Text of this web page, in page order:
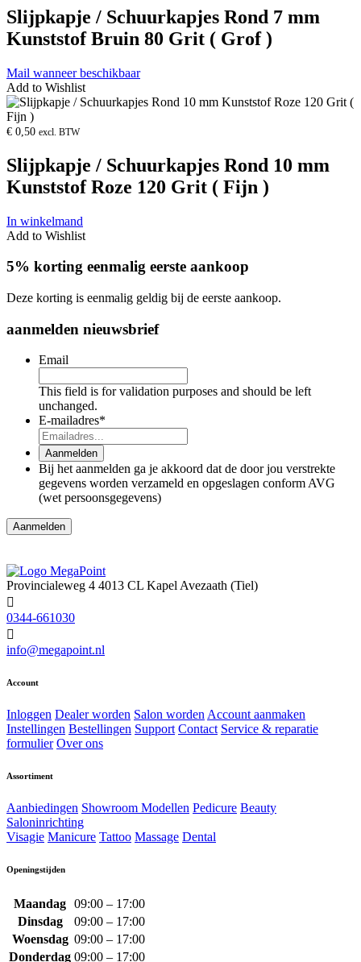
Slijpkapje / Schuurkapjes Rond 7 mm
Kunststof Bruin 80 Grit ( Grof )
Mail wanneer beschikbaar
Add to Wishlist
Product
openen
€ 0,50 excl. BTW
Slijpkapje / Schuurkapjes Rond 10 mm
Kunststof Roze 120 Grit ( Fijn )
In winkelmand
Add to Wishlist
5% korting eenmalig eerste aankoop
Deze korting is eenmalig geldig bij de eerste aankoop.
aanmelden nieuwsbrief
Email
This field is for validation purposes and should be left
unchanged.
E-mailadres*
Aanmelden
Bij het aanmelden ga je akkoord dat de door jou verstrekte
gegevens worden verzameld en opgeslagen conform AVG
(wet persoonsgegevens)
Aanmelden
Provincialeweg 4 4013 CL Kapel Avezaath (Tiel)
0344-661030
info@megapoint.nl
Account
Inloggen Dealer worden Salon worden Account aanmaken
Instellingen Bestellingen Support Contact Service & reparatie
formulier Over ons
Assortiment
Aanbiedingen Showroom Modellen Pedicure Beauty
Saloninrichting
Visagie Manicure Tattoo Massage Dental
Openingstijden
Maandag 09:00 – 17:00
Dinsdag
09:00 – 17:00
Woensdag 09:00 – 17:00
Donderdag 09:00 – 17:00